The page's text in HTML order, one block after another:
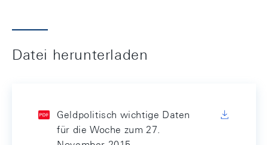
Datei herunterladen
Geldpolitisch wichtige Daten
für die Woche zum 27.